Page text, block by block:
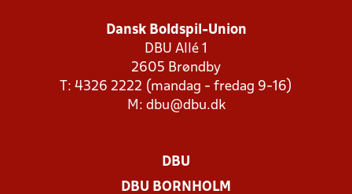
Dansk Boldspil-Union
DBU Allé 1
2605 Brøndby
T: 4326 2222 (mandag - fredag 9-16)
M: dbu@dbu.dk
DBU
DBU BORNHOLM